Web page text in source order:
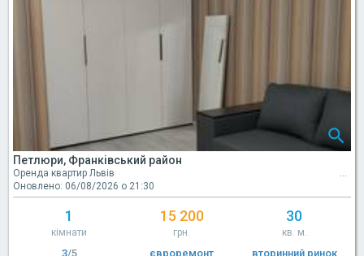
Петлюри, Франківський район
Оренда квартир Львів
Оновлено: 06/08/2026 о 21:30
1
кімнати
15 200
грн.
30
кв. м.
3/5 євроремонт вторинний ринок